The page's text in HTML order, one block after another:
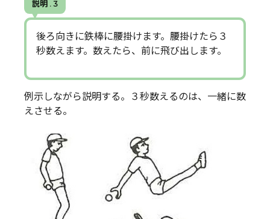
説明 . 3
後ろ向きに鉄棒に腰掛けます。腰掛けたら３
秒数えます。数えたら、前に飛び出します。
例示しながら説明する。３秒数えるのは、一緒に数
えさせる。